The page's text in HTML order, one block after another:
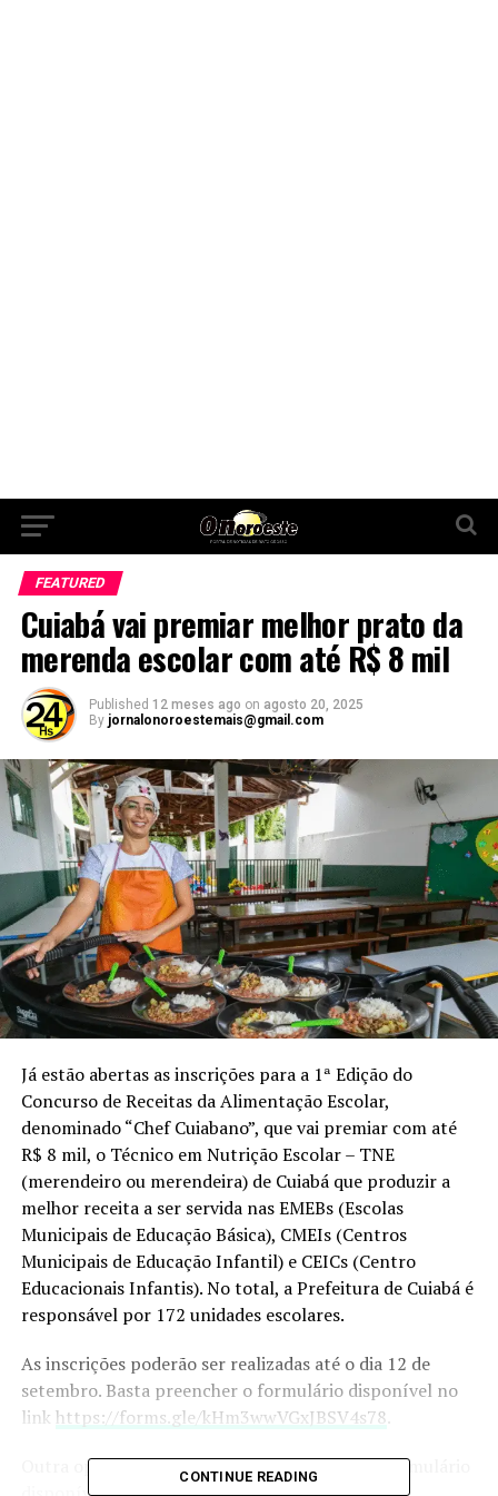
FEATURED
Cuiabá vai premiar melhor prato da
merenda escolar com até R$ 8 mil
Published 12 meses ago on agosto 20, 2025
By jornalonoroestemais@gmail.com
Já estão abertas as inscrições para a 1ª Edição do
Concurso de Receitas da Alimentação Escolar,
denominado “Chef Cuiabano”, que vai premiar com até
R$ 8 mil, o Técnico em Nutrição Escolar – TNE
(merendeiro ou merendeira) de Cuiabá que produzir a
melhor receita a ser servida nas EMEBs (Escolas
Municipais de Educação Básica), CMEIs (Centros
Municipais de Educação Infantil) e CEICs (Centro
Educacionais Infantis). No total, a Prefeitura de Cuiabá é
responsável por 172 unidades escolares.
As inscrições poderão ser realizadas até o dia 12 de
setembro. Basta preencher o formulário disponível no
link https://forms.gle/kHm3wwVGxJBSV4s78
Outra opção para se inscrever é preencher o formulário
CONTINUE READING